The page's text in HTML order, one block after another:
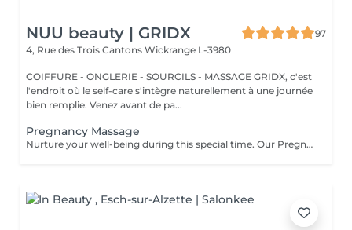
NUU beauty | GRIDX
97
4, Rue des Trois Cantons Wickrange L-3980
COIFFURE - ONGLERIE - SOURCILS - MASSAGE GRIDX, c'est
l'endroit où le self-care s'intègre naturellement à une journée
bien remplie. Venez avant de pa...
Pregnancy Massage
Nurture your well-being during this special time. Our Pregnancy Massage is a gentle, relaxing treatment designed to reduce muscle tension, improve circulation, and ease discomfort commonly experienced during pregnancy. Soft, flowing techniques and comfortable side-lying positioning provide deep relaxation without placing pressure on the abdomen. Hypoallergenic, unscented oils are used to care for sensitive skin and maintain comfort throughout the session. This massage helps relieve tension in the lower back and shoulders, reduces swelling and heaviness in the legs, improves overall circulation, and promotes a sense of ease and balance in the body. This treatment is performed only with the approval of your doctor.